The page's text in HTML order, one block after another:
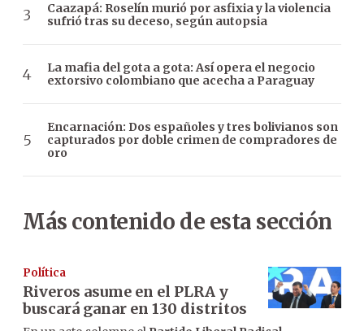
Caazapá: Roselín murió por asfixia y la violencia
sufrió tras su deceso, según autopsia
La mafia del gota a gota: Así opera el negocio
extorsivo colombiano que acecha a Paraguay
Encarnación: Dos españoles y tres bolivianos son
capturados por doble crimen de compradores de
oro
Más contenido de esta sección
Política
Riveros asume en el PLRA y
buscará ganar en 130 distritos